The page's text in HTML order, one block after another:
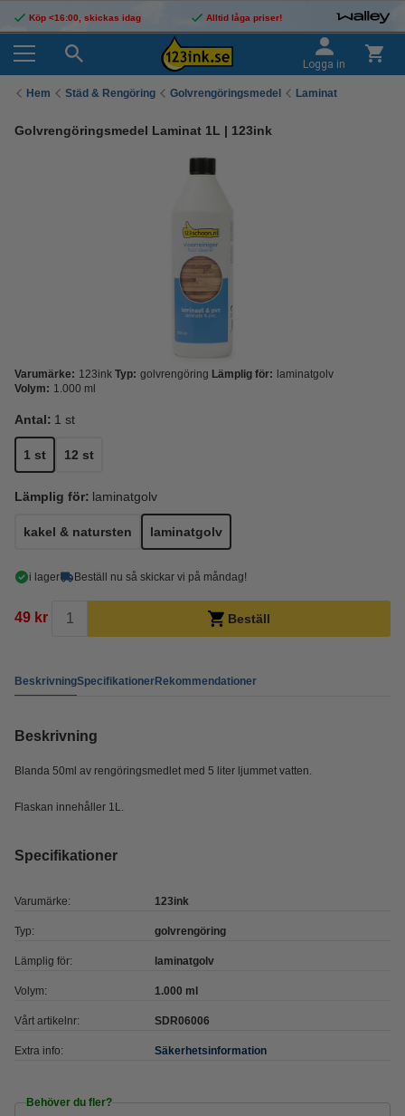
Köp <16:00, skickas idag Alltid låga priser!
Logga in
Hem Städ & Rengöring Golvrengöringsmedel Laminat
Golvrengöringsmedel Laminat 1L | 123ink
Varumärke: 123ink Typ: golvrengöring Lämplig för: laminatgolv
Volym: 1.000 ml
Antal: 1 st
1 st 12 st
Lämplig för: laminatgolv
kakel & natursten laminatgolv
i lager Beställ nu så skickar vi på måndag!
49 kr Beställ
BeskrivningSpecifikationerRekommendationer
Beskrivning
Blanda 50ml av rengöringsmedlet med 5 liter ljummet vatten.
Flaskan innehåller 1L.
Specifikationer
Varumärke: 123ink
Typ: golvrengöring
Lämplig för: laminatgolv
Volym: 1.000 ml
Vårt artikelnr: SDR06006
Extra info: Säkerhetsinformation
Behöver du fler?